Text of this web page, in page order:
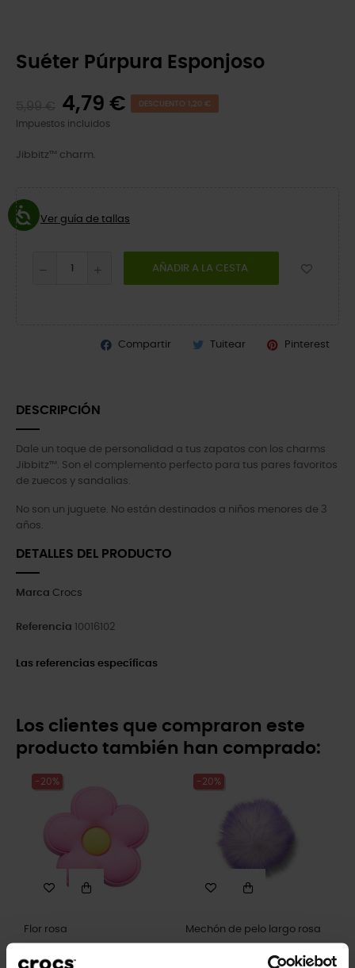
Suéter Púrpura Esponjoso
4,79 € DESCUENTO 1,20 €
Impuestos incluidos
Jibbitz™ charm.
Ver guía de tallas
AÑADIR A LA CESTA
Compartir Tuitear Pinterest
DESCRIPCIÓN
Dale un toque de personalidad a tus zapatos con los charms
Jibbitz™. Son el complemento perfecto para tus pares favoritos
de zuecos y sandalias.
No son un juguete. No están destinados a niños menores de 3
años.
DETALLES DEL PRODUCTO
Marca Crocs
Referencia 10016102
Las referencias específicas
Los clientes que compraron este
producto también han comprado:
-20%
Flor rosa
-20%
Mechón de pelo largo rosa